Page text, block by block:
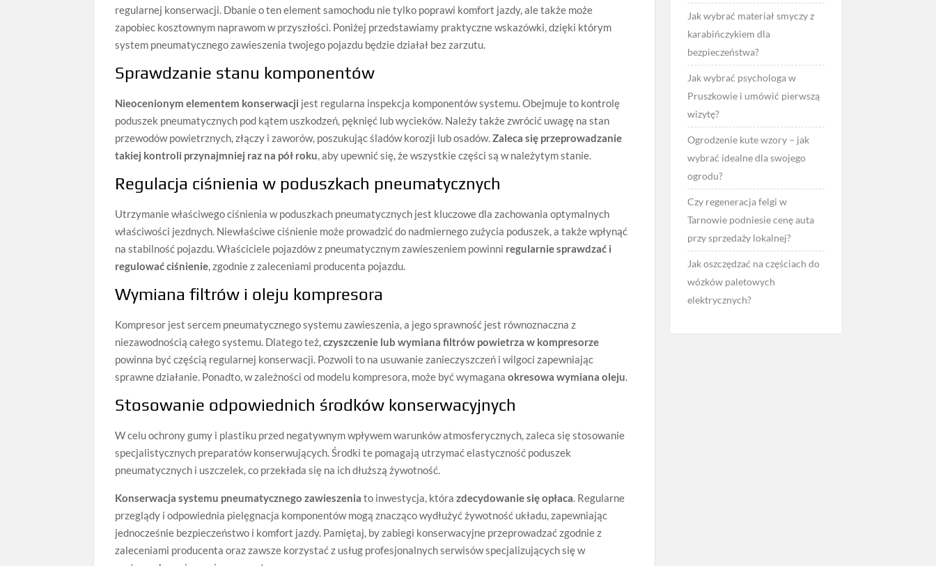
regularnej konserwacji. Dbanie o ten element samochodu nie tylko poprawi komfort jazdy, ale także może
zapobiec kosztownym naprawom w przyszłości. Poniżej przedstawiamy praktyczne wskazówki, dzięki którym
system pneumatycznego zawieszenia twojego pojazdu będzie działał bez zarzutu.
Sprawdzanie stanu komponentów
Nieocenionym elementem konserwacji jest regularna inspekcja komponentów systemu. Obejmuje to kontrolę
poduszek pneumatycznych pod kątem uszkodzeń, pęknięć lub wycieków. Należy także zwrócić uwagę na stan
przewodów powietrznych, złączy i zaworów, poszukując śladów korozji lub osadów.Zaleca się przeprowadzanie
takiej kontroli przynajmniej raz na pół roku , aby upewnić się, że wszystkie części są w należytym stanie.
Regulacja ciśnienia w poduszkach pneumatycznych
Utrzymanie właściwego ciśnienia w poduszkach pneumatycznych jest kluczowe dla zachowania optymalnych
właściwości jezdnych. Niewłaściwe ciśnienie może prowadzić do nadmiernego zużycia poduszek, a także wpłynąć
na stabilność pojazdu. Właściciele pojazdów z pneumatycznym zawieszeniem powinni regularnie sprawdzać i
regulować ciśnienie , zgodnie z zaleceniami producenta pojazdu.
Wymiana filtrów i oleju kompresora
Kompresor jest sercem pneumatycznego systemu zawieszenia, a jego sprawność jest równoznaczna z
niezawodnością całego systemu. Dlatego też,czyszczenie lub wymiana filtrów powietrza w kompresorze
powinna być częścią regularnej konserwacji. Pozwoli to na usuwanie zanieczyszczeń i wilgoci zapewniając
sprawne działanie. Ponadto, w zależności od modelu kompresora, może być wymaganaokresowa wymiana oleju
Stosowanie odpowiednich środków konserwacyjnych
W celu ochrony gumy i plastiku przed negatywnym wpływem warunków atmosferycznych, zaleca się stosowanie
specjalistycznych preparatów konserwujących. Środki te pomagają utrzymać elastyczność poduszek
pneumatycznych i uszczelek, co przekłada się na ich dłuższą żywotność.
Konserwacja systemu pneumatycznego zawieszenia to inwestycja, którazdecydowanie się opłaca . Regularne
przeglądy i odpowiednia pielęgnacja komponentów mogą znacząco wydłużyć żywotność układu, zapewniając
jednocześnie bezpieczeństwo i komfort jazdy. Pamiętaj, by zabiegi konserwacyjne przeprowadzać zgodnie z
zaleceniami producenta oraz zawsze korzystać z usług profesjonalnych serwisów specjalizujących się w
Jak wybrać materiał smyczy z
karabińczykiem dla
bezpieczeństwa?
Jak wybrać psychologa w
Pruszkowie i umówić pierwszą
wizytę?
Ogrodzenie kute wzory – jak
wybrać idealne dla swojego
ogrodu?
Czy regeneracja felgi w
Tarnowie podniesie cenę auta
przy sprzedaży lokalnej?
Jak oszczędzać na częściach do
wózków paletowych
elektrycznych?